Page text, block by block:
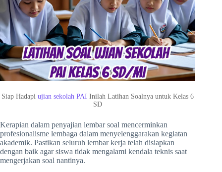
Siap Hadapiujian sekolah PAI Inilah Latihan Soalnya untuk Kelas 6
SD
Kerapian dalam penyajian lembar soal mencerminkan
profesionalisme lembaga dalam menyelenggarakan kegiatan
akademik. Pastikan seluruh lembar kerja telah disiapkan
dengan baik agar siswa tidak mengalami kendala teknis saat
mengerjakan soal nantinya.